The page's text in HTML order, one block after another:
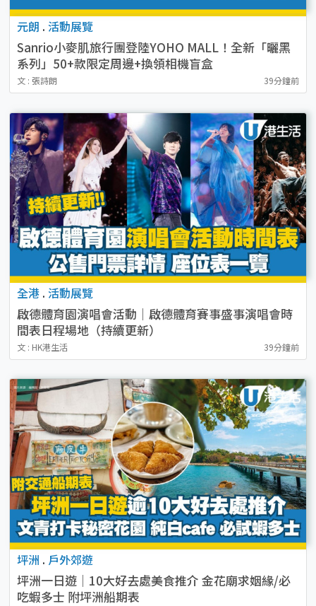
元朗 . 活動展覽
Sanrio小麥肌旅行團登陸YOHO MALL！全新「曬黑
系列」50+款限定周邊+換領相機盲盒
文 : 張詩朗 39分鐘前
全港 . 活動展覽
啟德體育園演唱會活動｜啟德體育賽事盛事演唱會時
間表日程場地（持續更新）
文 : HK港生活 39分鐘前
坪洲 . 戶外郊遊
坪洲一日遊｜10大好去處美食推介 金花廟求姻緣/必
吃蝦多士 附坪洲船期表